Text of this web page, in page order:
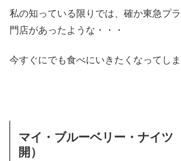
私の知っている限りでは、確か東急プ
門店があったような・・・
今すぐにでも食べにいきたくなってし
マイ・ブルーベリー・ナイツ
開）